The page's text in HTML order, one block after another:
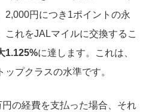
2,000円につき1ポイントの永
これをJALマイルに交換するこ
1.125%に達します。これは、
プクラスの水準です。
の経費を支払った場合、それ